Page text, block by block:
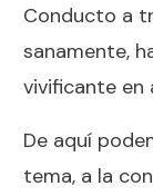
Conducto a
sanamente,
vivificante en
De aquí
tema, a la